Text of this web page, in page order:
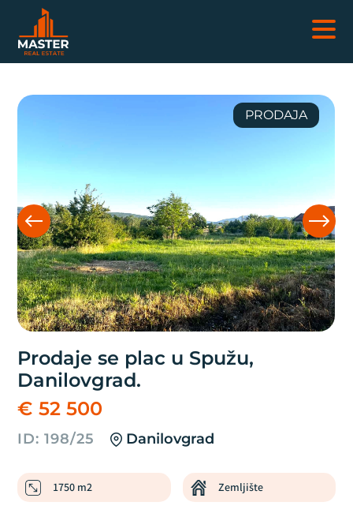
NEKRETNINE
PRODAJA
Prodaje se plac u Spužu,
Danilovgrad.
€ 52 500
ID: 198/25 Danilovgrad
1750 m2 Zemljište